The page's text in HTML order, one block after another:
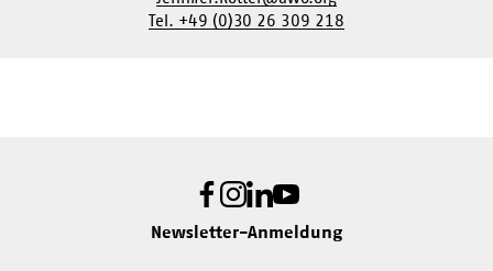
Tel. +49 (0)30 26 309 218
Facebook
Instagram
LinkedIn
Youtube
Newsletter-Anmeldung